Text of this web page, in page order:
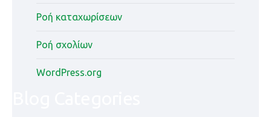
Ροή καταχωρίσεων
Ροή σχολίων
WordPress.org